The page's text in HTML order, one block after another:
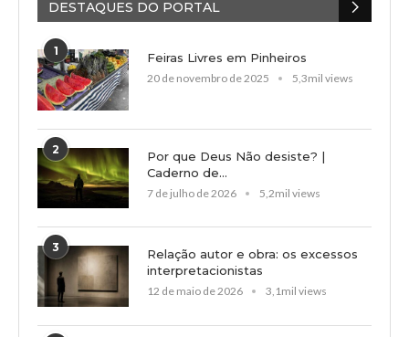
DESTAQUES DO PORTAL
1 Feiras Livres em Pinheiros
20 de novembro de 2025 5,3mil views
2
Por que Deus Não desiste? |
Caderno de...
7 de julho de 2026 5,2mil views
3
Relação autor e obra: os excessos
interpretacionistas
12 de maio de 2026 3,1mil views